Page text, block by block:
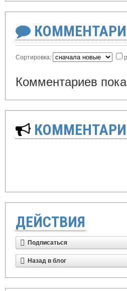
Сортировка:
Комментариев
ДЕЙСТВИЯ
Подписаться
Назад в блог